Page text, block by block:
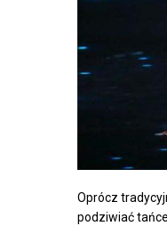
Oprócz
podziwiać